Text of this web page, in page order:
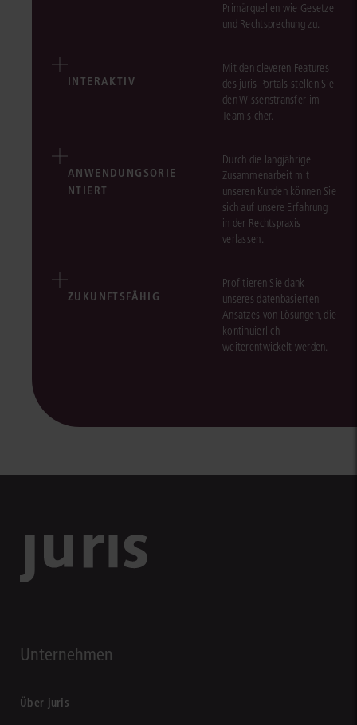
Primärquellen wie Gesetze
und Rechtsprechung zu.
INTERAKTIV
Mit den cleveren Features
des juris Portals stellen Sie
den Wissenstransfer im
Team sicher.
ANWENDUNGSORIE
NTIERT
Durch die langjährige
Zusammenarbeit mit
unseren Kunden können Sie
sich auf unsere Erfahrung
in der Rechtspraxis
verlassen.
ZUKUNFTSFÄHIG
Profitieren Sie dank
unseres datenbasierten
Ansatzes von Lösungen, die
kontinuierlich
weiterentwickelt werden.
Unternehmen
Über juris